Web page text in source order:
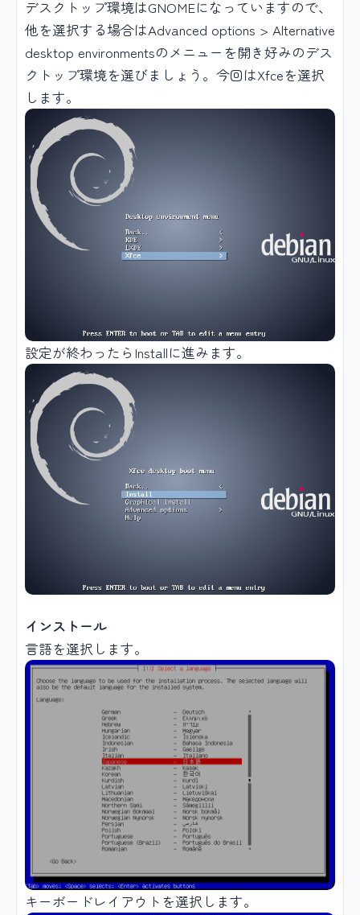
デスクトップ環境はGNOMEになっていますので、
他を選択する場合はAdvanced options > Alternative
desktop environmentsのメニューを開き好みのデス
クトップ環境を選びましょう。今回はXfceを選択
します。
設定が終わったらInstallに進みます。
インストール
言語を選択します。
キーボードレイアウトを選択します。